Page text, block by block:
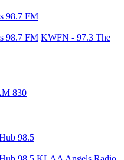
98.7 FM
98.7 FM KWFN - 97.3 The
830
98.5